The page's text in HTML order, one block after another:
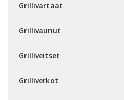
Grillivartaat
Grillivaunut
Grilliveitset
Grilliverkot